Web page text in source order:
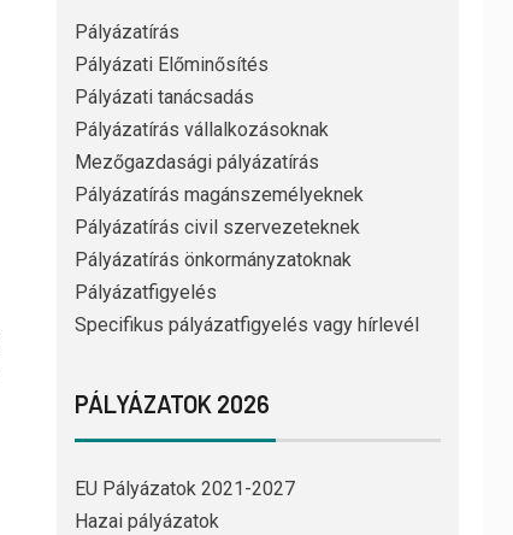
Pályázatírás
Pályázati Előminősítés
Pályázati tanácsadás
Pályázatírás vállalkozásoknak
Mezőgazdasági pályázatírás
Pályázatírás magánszemélyeknek
Pályázatírás civil szervezeteknek
Pályázatírás önkormányzatoknak
Pályázatfigyelés
Specifikus pályázatfigyelés vagy hírlevél
PÁLYÁZATOK 2026
EU Pályázatok 2021-2027
Hazai pályázatok